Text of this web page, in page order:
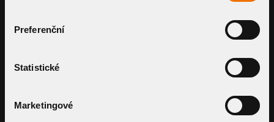
Preferenční
Statistické
Marketingové